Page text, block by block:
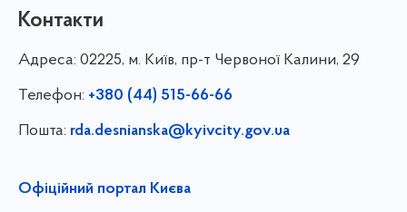
Контакти
Адреса: 02225, м. Київ, пр-т Червоної Калини, 29
Телефон: +380 (44) 515-66-66
Пошта: rda.desnianska@kyivcity.gov.ua
Офіційний портал Києва